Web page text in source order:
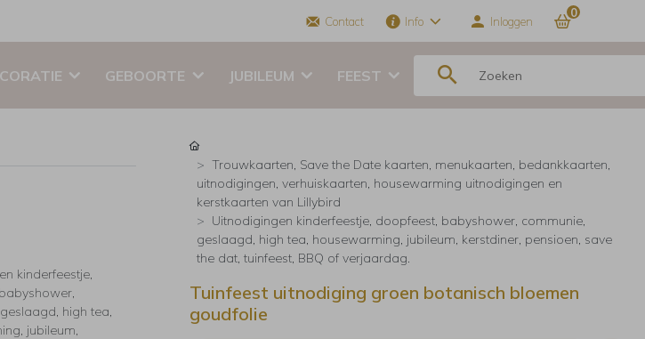
Contact Info Inloggen
0
GEBOORTE JUBILEUM FEEST
kinderfeestje,
high tea,
jubileum,
Trouwkaarten, Save the Date kaarten, menukaarten, bedankkaarten,
uitnodigingen, verhuiskaarten, housewarming uitnodigingen en
kerstkaarten van Lillybird
Uitnodigingen kinderfeestje, doopfeest, babyshower, communie,
geslaagd, high tea, housewarming, jubileum, kerstdiner, pensioen, save
the dat, tuinfeest, BBQ of verjaardag.
Tuinfeest uitnodiging groen botanisch bloemen
goudfolie